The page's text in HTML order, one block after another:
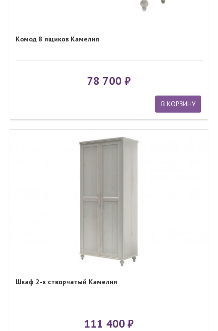
Комод 8 ящиков Камелия
78 700
В КОРЗИНУ
Шкаф 2-х створчатый Камелия
111 400